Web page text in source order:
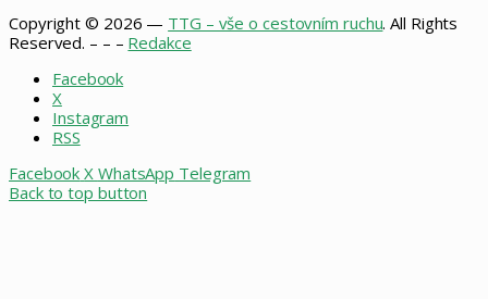
Copyright © 2026 — TTG – vše o cestovním ruchu. All Rights
Reserved. – – – Redakce
Facebook
X
Instagram
RSS
Facebook X WhatsApp Telegram
Back to top button